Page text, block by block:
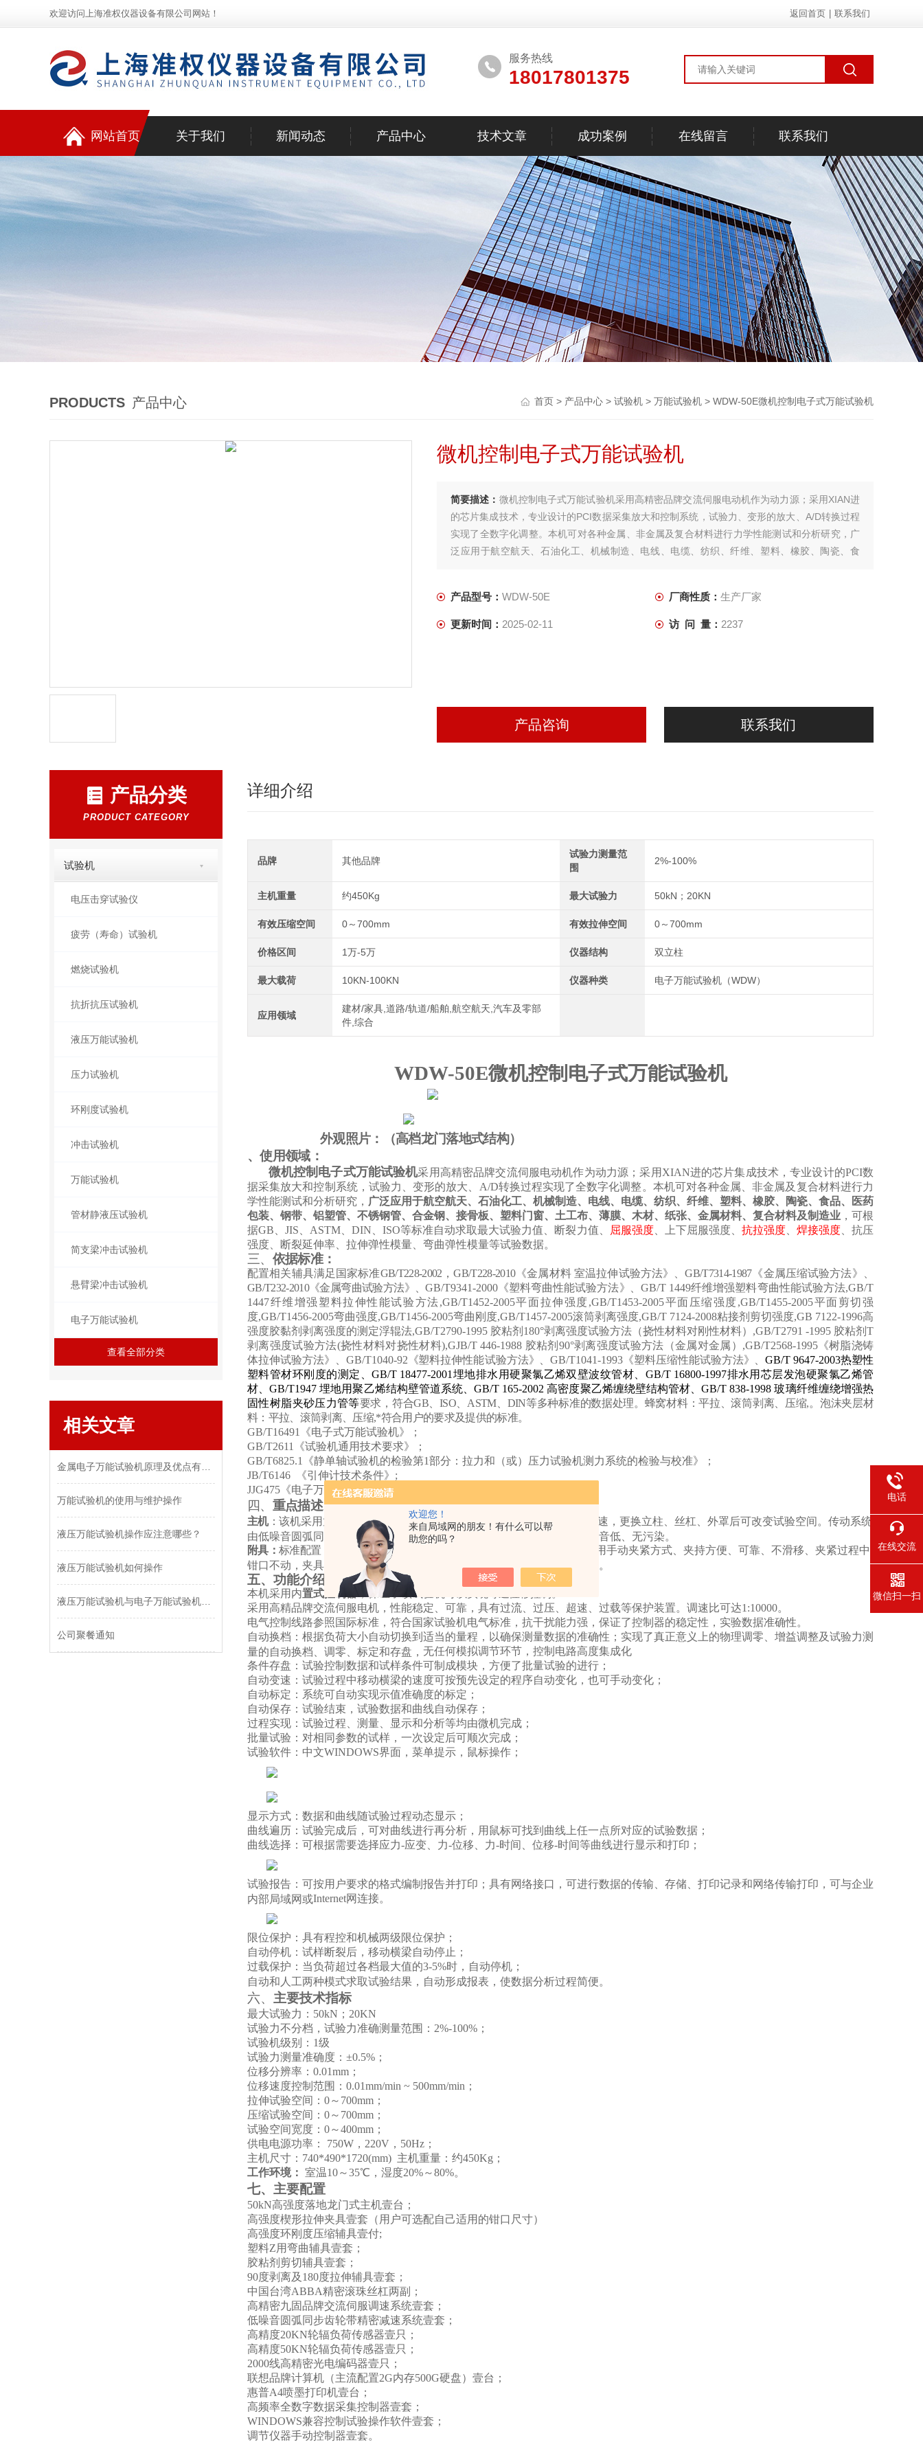
欢迎您！
来自局域网的朋友！有什么可以帮
助您的吗？
欢迎访问上海准权仪器设备有限公司网站！ 返回首页 联系我们
服务热线
18017801375
网站首页 关于我们 新闻动态 产品中心 技术文章 成功案例 在线留言 联系我们
PRODUCTS 产品中心 首页 > 产品中心 > 试验机 > 万能试验机 > WDW-50E微机控制电子式万能试验机
微机控制电子式万能试验机
简要描述： 微机控制电子式万能试验机采用高精密品牌交流伺服电动机作为动力源；采用XIAN进
的芯片集成技术，专业设计的PCI数据采集放大和控制系统，试验力、变形的放大、A/D转换过程
实现了全数字化调整。本机可对各种金属、非金属及复合材料进行力学性能测试和分析研究，广
泛应用于航空航天、石油化工、机械制造、电线、电缆、纺织、纤维、塑料、橡胶、陶瓷、食
产品型号： WDW-50E 厂商性质： 生产厂家
更新时间： 2025-02-11 访 问 量： 2237
产品咨询 联系我们
产品分类
PRODUCT CATEGORY
试验机
电压击穿试验仪
疲劳（寿命）试验机
燃烧试验机
抗折抗压试验机
液压万能试验机
压力试验机
环刚度试验机
冲击试验机
万能试验机
管材静液压试验机
简支梁冲击试验机
悬臂梁冲击试验机
电子万能试验机
查看全部分类
相关文章
万能试验机的使用与维护操作
液压万能试验机操作应注意哪些？
液压万能试验机如何操作
公司聚餐通知
详细介绍
品牌 其他品牌
试验力测量范
围
2%-100%
主机重量 约450Kg 最大试验力 50kN；20KN
有效压缩空间 0～700mm 有效拉伸空间 0～700mm
价格区间 1万-5万 仪器结构 双立柱
最大载荷 10KN-100KN 仪器种类 电子万能试验机（WDW）
应用领域
建材/家具,道路/轨道/船舶,航空航天,汽车及零部
件,综合
WDW-50E微机控制电子式万能试验机
外观照片：（高档龙门落地式结构）
、使用领域：
微机控制电子式万能试验机采用高精密品牌交流伺服电动机作为动力源；采用XIAN进的芯片集成技术，专业设计的PCI数
据采集放大和控制系统，试验力、变形的放大、A/D转换过程实现了全数字化调整。本机可对各种金属、非金属及复合材料进行力
学性能测试和分析研究， 广泛应用于航空航天、石油化工、机械制造、电线、电缆、纺织、纤维、塑料、橡胶、陶瓷、食品、医药
包装、 钢带、 铝塑管、 不锈钢管、合金钢、接骨板、 塑料门窗、土工布、薄膜、木材、纸张、金属材料、复合材料及制造业 ，可根
据GB、JIS、ASTM、DIN、ISO等标准自动求取最大试验力值、断裂力值、 屈服强度、上下屈服强度、 抗拉强度、 焊接强度 、抗压
强度、断裂延伸率、拉伸弹性模量、弯曲弹性模量等试验数据。
三、 依据标准：
配置相关辅具满足国家标准GB/T228-2002，GB/T228-2010《金属材料 室温拉伸试验方法》、GB/T7314-1987《金属压缩试验方法》、
GB/T232-2010《金属弯曲试验方法》、GB/T9341-2000 《塑料弯曲性能试验方法》 、GB/T 1449纤维增强塑料弯曲性能试验方法,GB/T
1447纤维增强塑料拉伸性能试验方法,GB/T1452-2005平面拉伸强度,GB/T1453-2005平面压缩强度,GB/T1455-2005平面剪切强
度,GB/T1456-2005弯曲强度,GB/T1456-2005弯曲刚度,GB/T1457-2005滚筒剥离强度,GB/T 7124-2008粘接剂剪切强度,GB 7122-1996高
强度胶黏剂剥离强度的测定浮辊法,GB/T2790-1995 胶粘剂180°剥离强度试验方法（挠性材料对刚性材料） ,GB/T2791 -1995 胶粘剂T
剥离强度试验方法(挠性材料对挠性材料),GJB/T 446-1988 胶粘剂90°剥离强度试验方法（金属对金属） ,GB/T2568-1995 《树脂浇铸
体拉伸试验方法》 GB/T1040-92 《塑料拉伸性能试验方法》 、GB/T1041-1993 《塑料压缩性能试验方法》
GB/T 9647-2003热塑性
塑料管材环刚度的测定 、GB/T 18477-2001埋地排水用硬聚氯乙烯双壁波纹管材
GB/T 16800-1997排水用芯层发泡硬聚氯乙烯管
材 、GB/T1947 埋地用聚乙烯结构壁管道系统 、GB/T 165-2002 高密度聚乙烯缠绕壁结构管材 、GB/T 838-1998 玻璃纤维缠绕增强热
固性树脂夹砂压力管等要求，符合GB、ISO、ASTM、DIN等多种标准的数据处理。蜂窝材料：平拉、滚筒剥离、压缩,。泡沫夹层材
料：平拉、滚筒剥离、压缩,*符合用户的要求及提供的标准。
GB/T16491《电子式万能试验机》；
GB/T2611《试验机通用技术要求》；
GB/T6825.1《静单轴试验机的检验第1部分：拉力和（或）压力试验机测力系统的检验与校准》；
JB/T6146 《引伸计技术条件》;
JJG475《电子万能试验机检定规程》
四、 重点描述：
主机：该机采用龙门落地式双空间结构，上拉下压，横梁升降可以无级调速，更换立柱、丝杠、外罩后可改变试验空间。传动系统
由低噪音圆弧同步齿轮带减速系统、丝杠副组成，运行平稳，效率高、噪音低、无污染。
附具： 标准配置 ：杠杆式拉伸附具、压缩附具 各一付。杠杆式拉伸附具采用手动夹紧方式、夹持方便、可靠、不滑移、夹紧过程中
钳口不动，夹具体上下移动。试样不受附加力，保证了试验结果的准确性。
五、 功能介绍
本机采用内置式控制器 ，保证了该试验机可以
采用高精品牌交流伺服电机，性能稳定、可靠，具有过流、过压、超速、过载等保护装置。调速比可达1:10000。
电气控制线路参照国际标准，符合国家试验机电气标准，抗干扰能力强，保证了控制器的稳定性，实验数据准确性。
自动换档：根据负荷大小自动切换到适当的量程，以确保测量数据的准确性； 实现了真正意义上的物理调零、增益调整及试验力测
量的自动换档、调零、标定和存盘， 无任何模拟调节环节，控制电路高度集成化
条件存盘：试验控制数据和试样条件可制成模块，方便了批量试验的进行；
自动变速：试验过程中移动横梁的速度可按预先设定的程序自动变化，也可手动变化；
自动标定：系统可自动实现示值准确度的标定；
自动保存：试验结束，试验数据和曲线自动保存；
过程实现：试验过程、测量、显示和分析等均由微机完成；
批量试验：对相同参数的试样，一次设定后可顺次完成；
试验软件：中文WINDOWS界面，菜单提示，鼠标操作；
显示方式：数据和曲线随试验过程动态显示；
曲线遍历：试验完成后，可对曲线进行再分析，用鼠标可找到曲线上任一点所对应的试验数据；
曲线选择：可根据需要选择应力-应变、力-位移、力-时间、位移-时间等曲线进行显示和打印；
试验报告：可按用户要求的格式编制报告并打印； 具有网络接口，可进行数据的传输、存储、打印记录和网络传输打印，可与企业
内部局域网或Internet网连接。
限位保护：具有程控和机械两级限位保护；
自动停机：试样断裂后，移动横梁自动停止；
过载保护：当负荷超过各档最大值的3-5%时，自动停机；
自动和人工两种模式求取试验结果，自动形成报表，使数据分析过程简便。
六、 主要技术指标
最大试验力： 50kN； 20KN
试验力不分档 ， 试验力准确测量范围： 2%-100% ；
试验机级别： 1级
试验力测量准确度： ±0.5%；
位移分辨率： 0.01mm；
位移速度控制范围： 0.01mm/min ~ 500mm/min ；
拉伸试验空间： 0～ 700mm；
压缩试验空间： 0～ 700mm；
试验空间宽度： 0～400mm；
供电电源功率：
750W， 220V，50Hz；
主机尺寸： 740*490*1 720(mm) 主机重量：约450Kg ；
工作环境： 室温10～35℃，湿度20%～80%。
七、 主要配置
50kN高强度落地龙门式主机壹台；
高强度楔形拉伸夹具壹套（用户可选配自己适用的钳口尺寸）
高强度环刚度压缩辅具壹付;
塑料Z用弯曲辅具壹套；
胶粘剂剪切辅具壹套；
90度剥离及 180度拉伸辅具壹套；
中国台湾ABBA精密滚珠丝杠两副；
高精密九固品牌交流伺服调速系统壹套；
低噪音圆弧同步齿轮带精密减速系统壹套 ；
高精度20KN轮辐负荷传感器壹只 ；
高精度50KN轮辐负荷传感器壹只 ；
2000线高精密光电编码器壹只 ；
联想品牌计算机 （主流配置2G内存500G硬盘）壹台 ；
惠普A4喷墨打印机壹台 ；
高频率全数字数据采集控制器壹套 ；
WINDOWS兼容控制 试验操作软件壹套 ；
调节仪器手动控制器壹套。
电话
在线交流
微信扫一扫